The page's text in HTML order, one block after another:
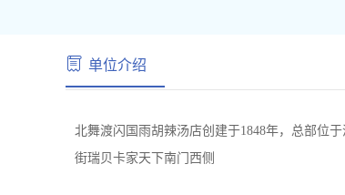
单位介绍
北舞渡闪国雨胡辣汤店创建于1848年，总部位
街瑞贝卡家天下南门西侧